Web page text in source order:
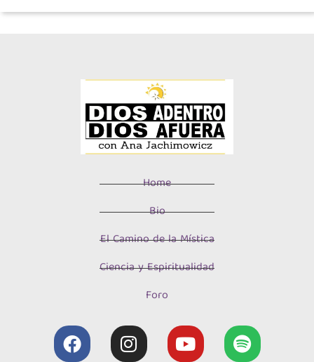
Home
Bio
El Camino de la Mística
Ciencia y Espiritualidad
Foro